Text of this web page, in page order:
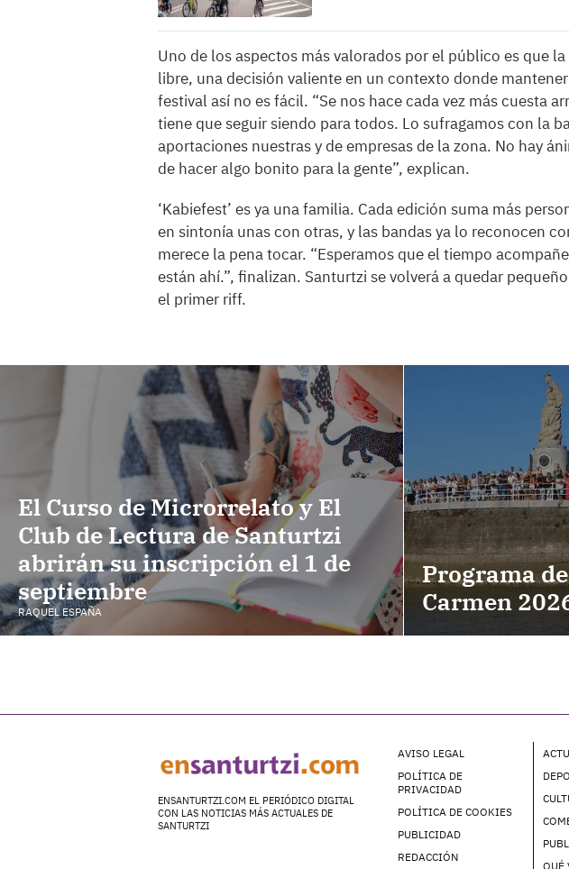
Uno de los aspectos más valorados por el público es que
libre, una decisión valiente en un contexto donde
festival así no es fácil. “Se nos hace cada vez más cuesta
tiene que seguir siendo para todos. Lo sufragamos con la
aportaciones nuestras y de empresas de la zona. No hay
de hacer algo bonito para la gente”, explican.
‘Kabiefest’ es ya una familia. Cada edición suma más
en sintonía unas con otras, y las bandas ya lo reconocen
merece la pena tocar. “Esperamos que el tiempo
están ahí.”, finalizan. Santurtzi se volverá a quedar
el primer riff.
El Curso de Microrrelato y El
Club de Lectura de Santurtzi
abrirán su inscripción el 1 de
septiembre
RAQUEL ESPAÑA
Programa
Carmen
ENSANTURTZI.COM EL PERIÓDICO DIGITAL
CON LAS NOTICIAS MÁS ACTUALES DE
SANTURTZI
AVISO LEGAL
POLÍTICA DE
PRIVACIDAD
POLÍTICA DE COOKIES
PUBLICIDAD
REDACCIÓN
QUÉ